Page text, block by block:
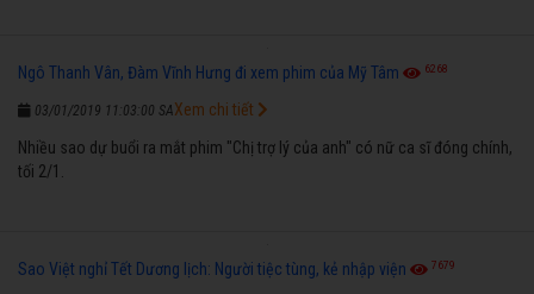
Ngô Thanh Vân, Đàm Vĩnh Hưng đi xem phim của Mỹ Tâm 6268
03/01/2019 11:03:00 SA
Nhiều sao dự buổi ra mắt phim "Chị trợ lý của anh" có nữ ca sĩ đóng chính,
tối 2/1.
Xem chi tiết
Sao Việt nghỉ Tết Dương lịch: Người tiệc tùng, kẻ nhập viện 7679